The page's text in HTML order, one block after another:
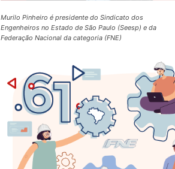
Murilo Pinheiro é presidente do Sindicato dos
Engenheiros no Estado de São Paulo (Seesp) e da
Federação Nacional da categoria (FNE)